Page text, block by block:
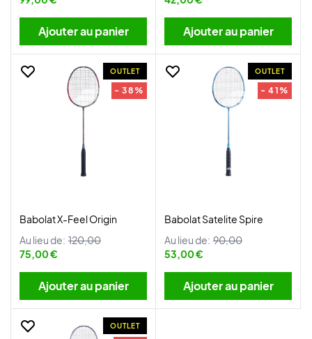
Ajouter au panier Ajouter au panier
OUTLET
- 38%
Babolat X-Feel Origin
Au lieu de: 120,00
75,00 €
Ajouter au panier
OUTLET
- 41%
Babolat Satelite Spire
Au lieu de: 90,00
53,00 €
Ajouter au panier
OUTLET